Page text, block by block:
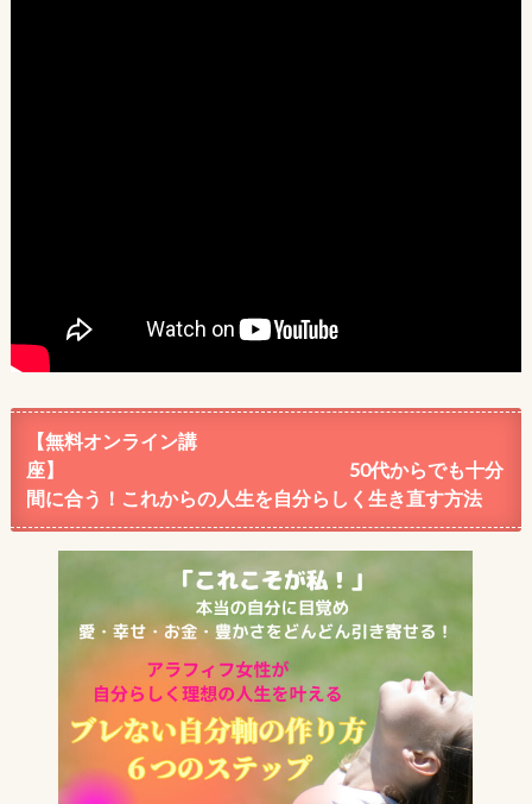
【無料オンライン講
座】 50代からでも十分
間に合う！これからの人生を自分らしく生き直す方法